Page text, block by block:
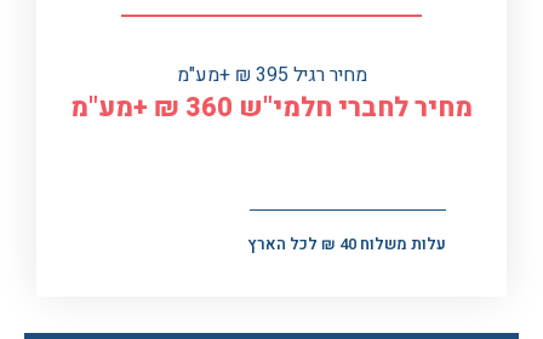
מחיר רגיל 395 ₪ +מע"מ
מחיר לחברי חלמי"ש 360 ₪ +מע"מ
עלות משלוח 40 ₪ לכל הארץ